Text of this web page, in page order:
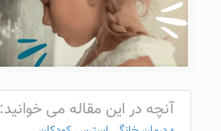
آنچه در این مقاله می خوانید: